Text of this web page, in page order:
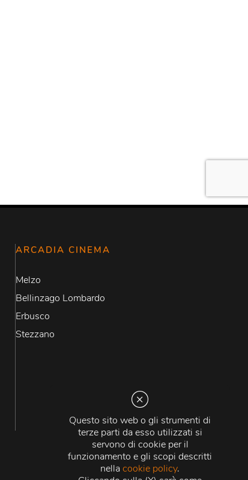
Questo sito web o gli strumenti di
terze parti da esso utilizzati si
servono di cookie per il
funzionamento e gli scopi descritti
nellacookie policy.
ARCADIA CINEMA
Melzo
Bellinzago Lombardo
Erbusco
Stezzano